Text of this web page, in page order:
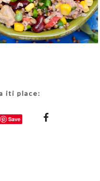
iti place:
Save